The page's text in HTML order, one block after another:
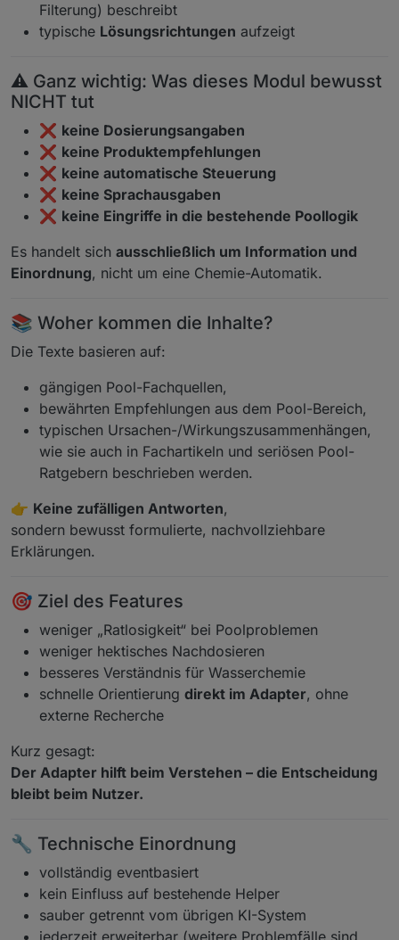
Filterung) beschreibt
typische Lösungsrichtungen aufzeigt
⚠️ Ganz wichtig: Was dieses Modul bewusst
NICHT tut
❌ keine Dosierungsangaben
❌ keine Produktempfehlungen
❌ keine automatische Steuerung
❌ keine Sprachausgaben
❌ keine Eingriffe in die bestehende Poollogik
Es handelt sich ausschließlich um Information und
Einordnung, nicht um eine Chemie-Automatik.
📚 Woher kommen die Inhalte?
Die Texte basieren auf:
gängigen Pool-Fachquellen,
bewährten Empfehlungen aus dem Pool-Bereich,
typischen Ursachen-/Wirkungszusammenhängen,
wie sie auch in Fachartikeln und seriösen Pool-
Ratgebern beschrieben werden.
👉 Keine zufälligen Antworten,
sondern bewusst formulierte, nachvollziehbare
Erklärungen.
🎯 Ziel des Features
weniger „Ratlosigkeit“ bei Poolproblemen
weniger hektisches Nachdosieren
besseres Verständnis für Wasserchemie
schnelle Orientierung direkt im Adapter, ohne
externe Recherche
Kurz gesagt:
Der Adapter hilft beim Verstehen – die Entscheidung
bleibt beim Nutzer.
🔧 Technische Einordnung
vollständig eventbasiert
kein Einfluss auf bestehende Helper
sauber getrennt vom übrigen KI-System